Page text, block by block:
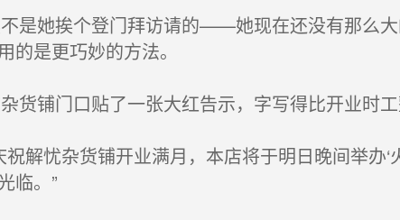
是她挨个登门拜访请的——她现在还没有那么大
的是更巧妙的方法。
货铺门口贴了一张大红告示，字写得比开业时
解忧杂货铺开业满月，本店将于明日晚间举办
临。”